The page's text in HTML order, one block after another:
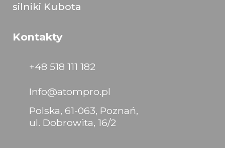
silniki Kubota
Kontakty
+48 518 111 182
Info@atompro.pl
Polska, 61-063, Poznań,
ul. Dobrowita, 16/2